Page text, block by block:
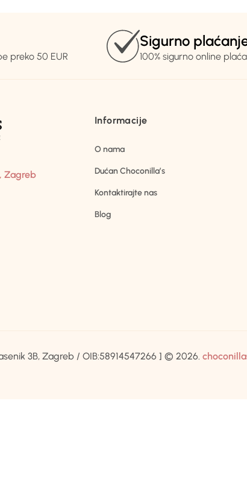
preko 50 EUR
Sigurno
100% sigurno online
Zagreb
Informacije
O nama
Dućan Choconilla’s
Kontaktirajte nas
Blog
3B, Zagreb / OIB:58914547266 ] © 2026.